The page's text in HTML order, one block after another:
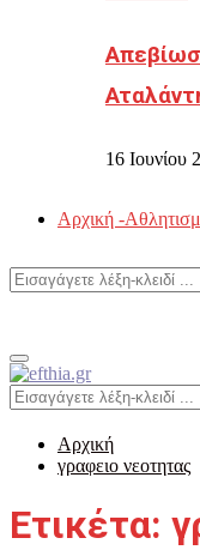
16 Ιουνίου
Αρχική -
Search
Primary
Menu
Search
for:
Αρχική
γραφειο νεοτητας
Ετικέτα: